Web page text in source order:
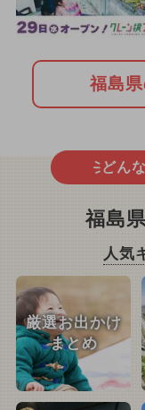
福島
どん
福島
人気
厳選お出かけ
まとめ